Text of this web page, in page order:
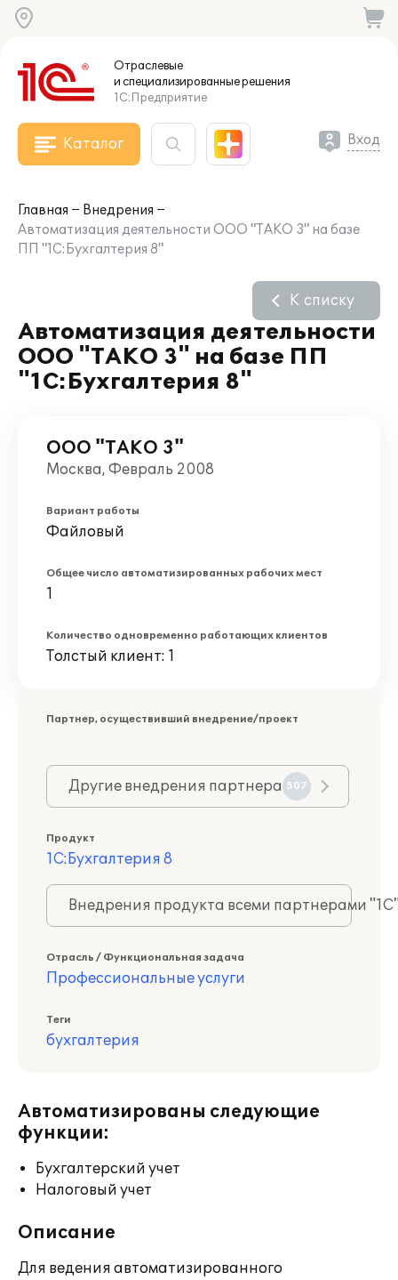
Отраслевые
и специализированныерешения
1С:Предприятие
Каталог Вход
Главная
Внедрения
Автоматизация деятельности ООО "ТАКО 3" на базе
ПП "1С:Бухгалтерия 8"
Автоматизация деятельности
ООО "ТАКО 3" на базе ПП
"1С:Бухгалтерия 8"
К списку
ООО "ТАКО 3"
Москва, Февраль 2008
Вариант работы
Файловый
Общее число автоматизированных рабочих мест
1
Количество одновременно работающих клиентов
Толстый клиент: 1
Партнер, осуществивший внедрение/проект
Другие внедрения партнера 507
Продукт
1С:Бухгалтерия 8
Внедрения продукта всеми партнерами
Отрасль / Функциональная задача
Профессиональные услуги
Теги
бухгалтерия
Автоматизированы следующие
функции:
Бухгалтерский учет
Налоговый учет
Описание
Для ведения автоматизированного